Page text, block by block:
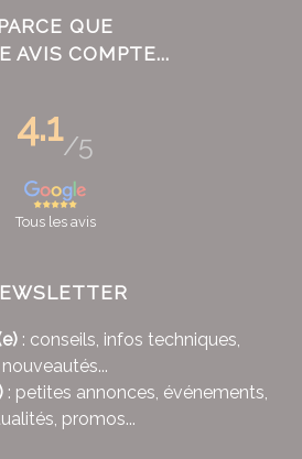
PARCE QUE
AVIS COMPTE...
4.1/5
Tous les avis
: conseils, infos techniques,
nouveautés...
: petites annonces, événements,
promos...